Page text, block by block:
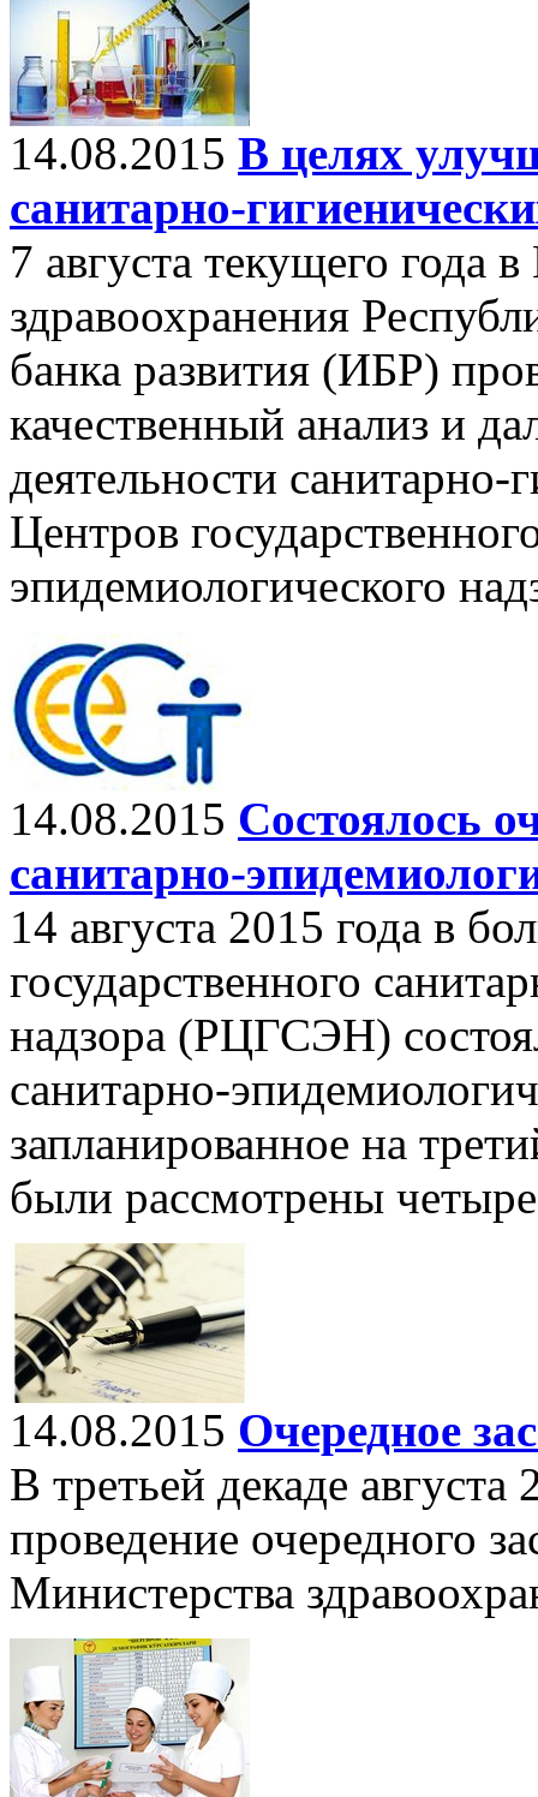
14.08.2015 В целях
санитарно-
7 августа текущего года
здравоохранения
банка развития (ИБР)
качественный анализ и
деятельности санитарно-
Центров
эпидемиологического
14.08.2015 Состоялось
санитарно-
14 августа 2015 года в
государственного
надзора (РЦГСЭН)
санитарно-
запланированное на
были рассмотрены
14.08.2015 Очередное
В третьей декаде августа
проведение очередного
Министерства